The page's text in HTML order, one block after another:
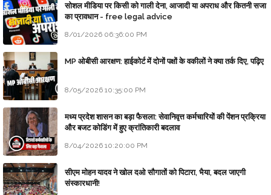
सोशल मीडिया पर किसी को गाली देना, आजादी या अपराध और कितनी सजा
का प्रावधान - free legal advice
8/01/2026 06:36:00 PM
MP ओबीसी आरक्षण: हाईकोर्ट में दोनों पक्षों के वकीलों ने क्या तर्क दिए, पढ़िए
8/05/2026 10:35:00 PM
मध्य प्रदेश शासन का बड़ा फैसला: सेवानिवृत्त कर्मचारियों की पेंशन प्रक्रिया
और बजट कोडिंग में हुए क्रांतिकारी बदलाव
8/04/2026 10:20:00 PM
सीएम मोहन यादव ने खोल दओ सौगातों को पिटारा, भैया, बदल जाएगी
संस्कारधानी!